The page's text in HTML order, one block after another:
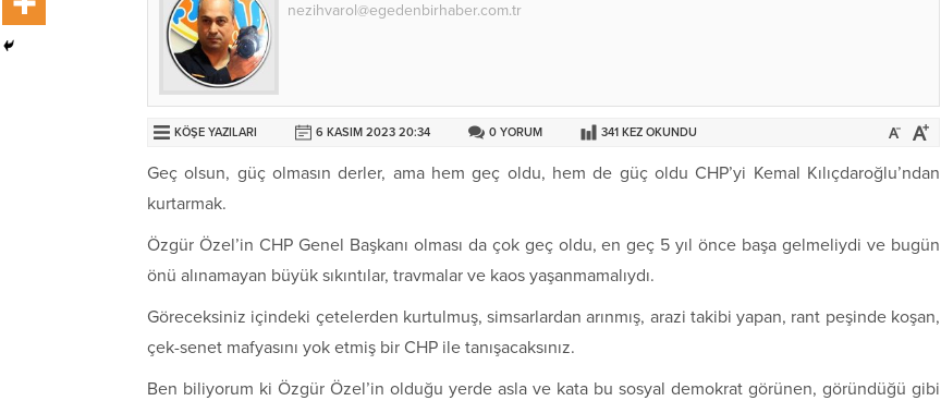
nezihvarol@egedenbirhaber.com.tr
KÖŞE YAZILARI 6 KASIM 2023 20:34 0 YORUM 341 KEZ OKUNDU
Geç olsun, güç olmasın derler, ama hem geç oldu, hem de güç oldu CHP’yi Kemal Kılıçdaroğlu’ndan
kurtarmak.
Özgür Özel’in CHP Genel Başkanı olması da çok geç oldu, en geç 5 yıl önce başa gelmeliydi ve bugün
önü alınamayan büyük sıkıntılar, travmalar ve kaos yaşanmamalıydı.
Göreceksiniz içindeki çetelerden kurtulmuş, simsarlardan arınmış, arazi takibi yapan, rant peşinde koşan,
çek-senet mafyasını yok etmiş bir CHP ile tanışacaksınız.
Ben biliyorum ki Özgür Özel’in olduğu yerde asla ve kata bu sosyal demokrat görünen, göründüğü gibi